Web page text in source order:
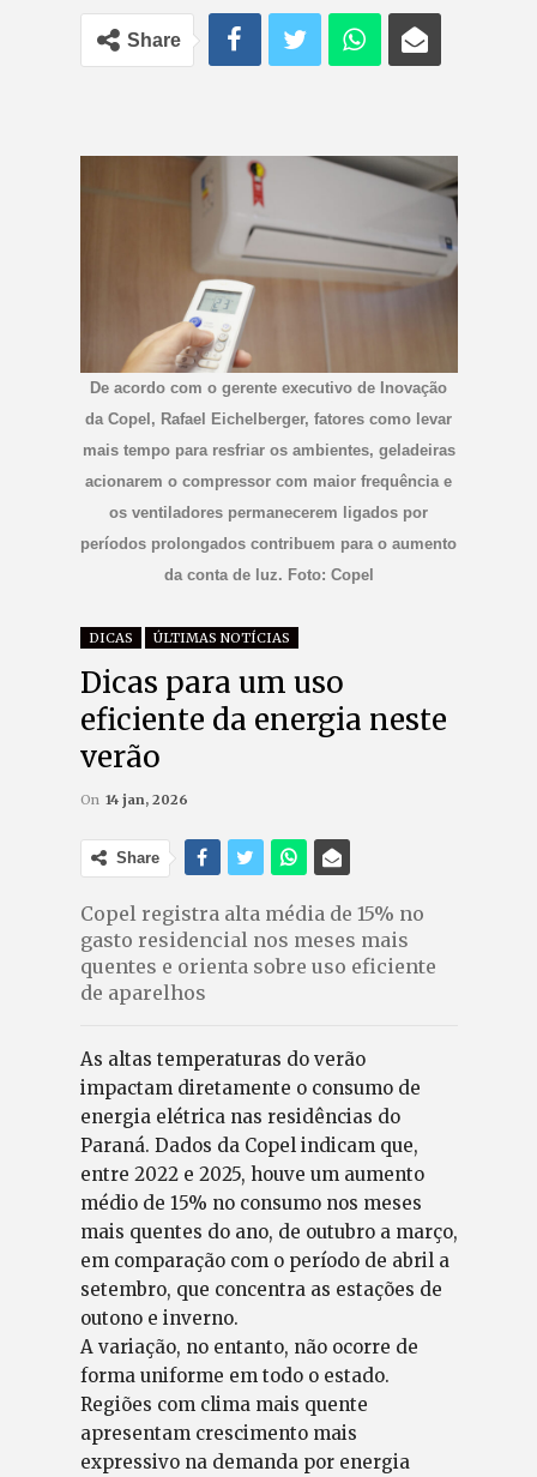
Share
De acordo com o gerente executivo de Inovação
da Copel, Rafael Eichelberger, fatores como levar
mais tempo para resfriar os ambientes, geladeiras
acionarem o compressor com maior frequência e
os ventiladores permanecerem ligados por
períodos prolongados contribuem para o aumento
da conta de luz. Foto: Copel
DICAS ÚLTIMAS NOTÍCIAS
Dicas para um uso
eficiente da energia neste
verão
On 14 jan, 2026
Share
Copel registra alta média de 15% no
gasto residencial nos meses mais
quentes e orienta sobre uso eficiente
de aparelhos
As altas temperaturas do verão
impactam diretamente o consumo de
energia elétrica nas residências do
Paraná. Dados da Copel indicam que,
entre 2022 e 2025, houve um aumento
médio de 15% no consumo nos meses
mais quentes do ano, de outubro a março,
em comparação com o período de abril a
setembro, que concentra as estações de
outono e inverno.
A variação, no entanto, não ocorre de
forma uniforme em todo o estado.
Regiões com clima mais quente
apresentam crescimento mais
expressivo na demanda por energia